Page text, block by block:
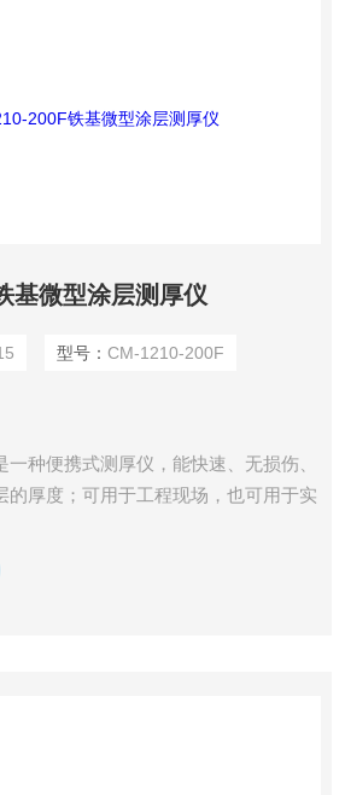
基微型涂层测厚仪
型号： CM-1210-200F
种便携式测厚仪，能快速、无损伤、
的厚度；可用于工程现场，也可用于实
、化工业、商检等检测领域；是材料